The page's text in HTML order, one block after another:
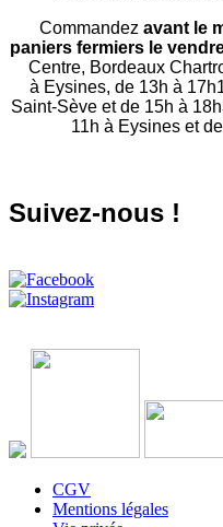
Commandez avant le
paniers fermiers le
Centre, Bordeaux
à Eysines, de 13h à
Saint-Sève et de 15h à
11h à Eysines et
Suivez-nous !
CGV
Mentions légales